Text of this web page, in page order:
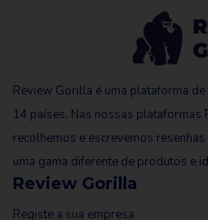
Review Gorilla é uma plataforma
14 países. Nas nossas plataformas
recolhemos e escrevemos
uma gama diferente de produtos e
Review Gorilla
Registe a sua empresa